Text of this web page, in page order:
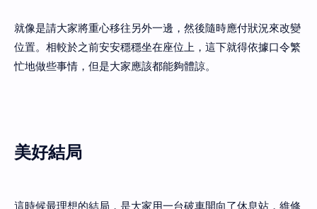
就像是請大家將重心移往另外一邊，然後隨時應付狀況來改變
位置。相較於之前安安穩穩坐在座位上，這下就得依據口令繁
忙地做些事情，但是大家應該都能夠體諒。
美好結局
這時候最理想的結局，是大家用一台破車開向了休息站，維修